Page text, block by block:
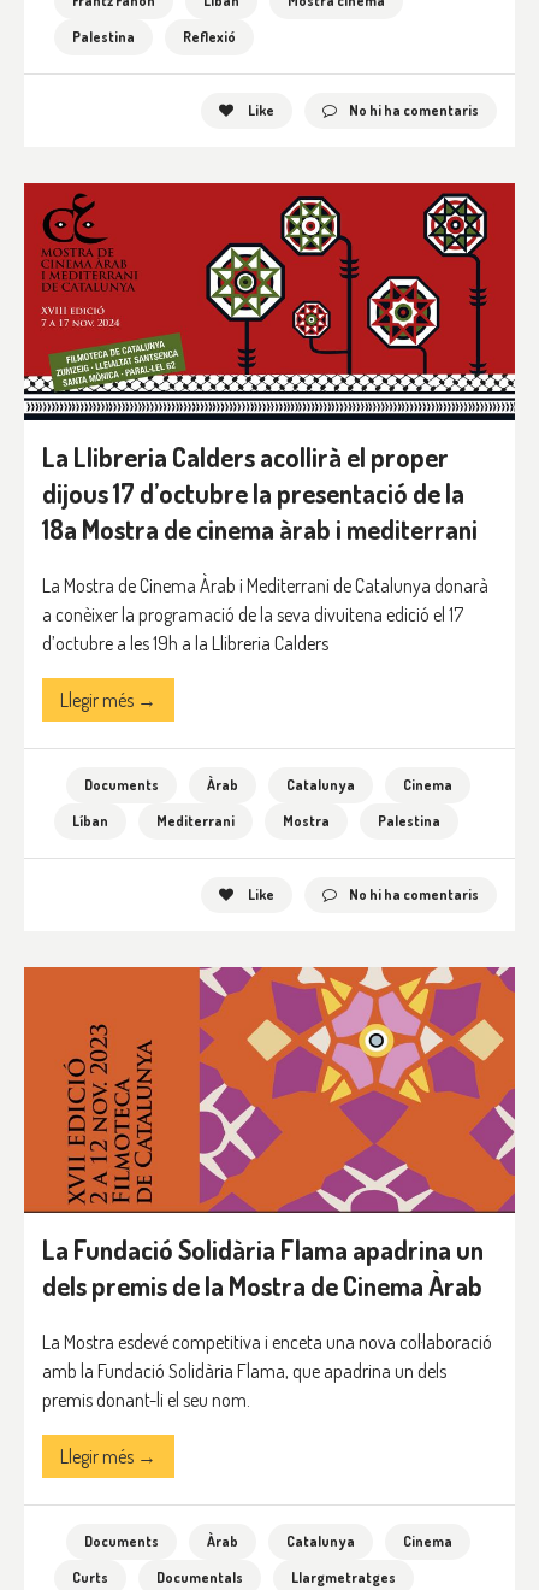
Palestina
Reflexió
Like No hi ha comentaris
La Llibreria Calders acollirà el proper
dijous 17 d’octubre la presentació de la
18a Mostra de cinema àrab i mediterrani
La Mostra de Cinema Àrab i Mediterrani de Catalunya donarà
a conèixer la programació de la seva divuitena edició el 17
d’octubre a les 19h a la Llibreria Calders
Llegir més →
Documents Àrab Catalunya
Cinema
Líban
Mediterrani Mostra Palestina
Like No hi ha comentaris
La Fundació Solidària Flama apadrina un
dels premis de la Mostra de Cinema Àrab
La Mostra esdevé competitiva i enceta una nova col·laboració
amb la Fundació Solidària Flama, que apadrina un dels
premis donant-li el seu nom.
Llegir més →
Documents Àrab Catalunya
Cinema
Curts
Documentals
Llargmetratges